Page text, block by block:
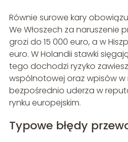
Równie surowe kary
We Włoszech za naruszenie
grozi do 15 000 euro, a w
euro. W Holandii stawki
tego dochodzi ryzyko
wspólnotowej oraz wpisów w
bezpośrednio uderza w
rynku europejskim.
Typowe błędy